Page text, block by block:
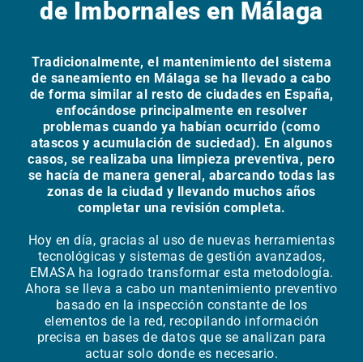
de Imbornales en Málaga
Tradicionalmente, el mantenimiento del sistema
de saneamiento en Málaga se ha llevado a cabo
de forma similar al resto de ciudades en España,
enfocándose principalmente en resolver
problemas cuando ya habían ocurrido (como
atascos y acumulación de suciedad). En algunos
casos, se realizaba una limpieza preventiva, pero
se hacía de manera general, abarcando todas las
zonas de la ciudad y llevando muchos años
completar una revisión completa.
Hoy en día, gracias al uso de nuevas herramientas
tecnológicas y sistemas de gestión avanzados,
EMASA ha logrado transformar esta metodología.
Ahora se lleva a cabo un mantenimiento preventivo
basado en la inspección constante de los
elementos de la red, recopilando información
precisa en bases de datos que se analizan para
actuar solo donde es necesario.